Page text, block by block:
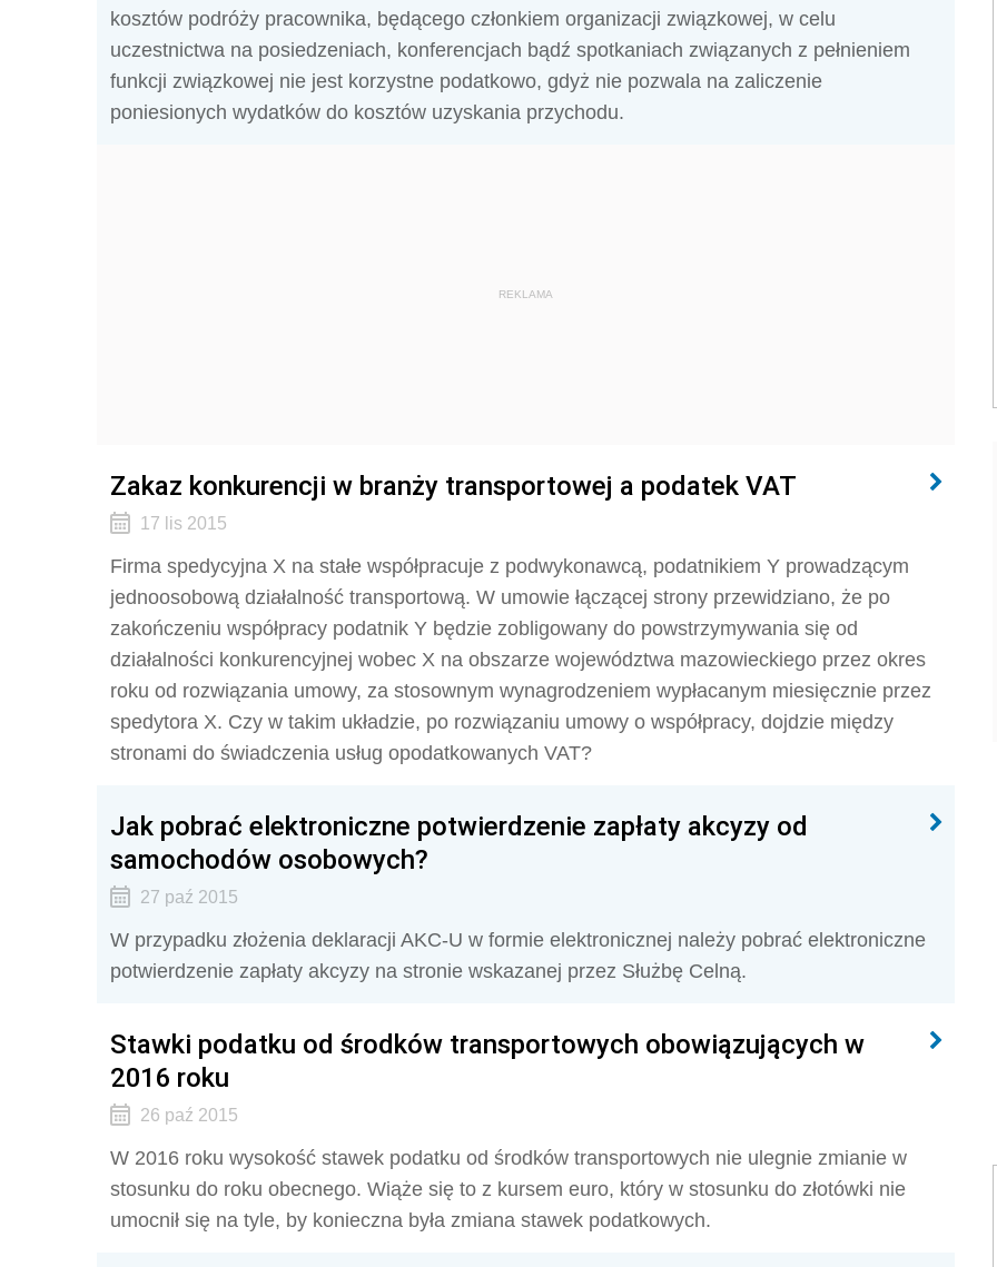
kosztów podróży pracownika, będącego członkiem organizacji związkowej, w celu
uczestnictwa na posiedzeniach, konferencjach bądź spotkaniach związanych z pełnieniem
funkcji związkowej nie jest korzystne podatkowo, gdyż nie pozwala na zaliczenie
poniesionych wydatków do kosztów uzyskania przychodu.
REKLAMA
Zakaz konkurencji w branży transportowej a podatek VAT
17 lis 2015
Firma spedycyjna X na stałe współpracuje z podwykonawcą, podatnikiem Y prowadzącym
jednoosobową działalność transportową. W umowie łączącej strony przewidziano, że po
zakończeniu współpracy podatnik Y będzie zobligowany do powstrzymywania się od
działalności konkurencyjnej wobec X na obszarze województwa mazowieckiego przez okres
roku od rozwiązania umowy, za stosownym wynagrodzeniem wypłacanym miesięcznie przez
spedytora X. Czy w takim układzie, po rozwiązaniu umowy o współpracy, dojdzie między
stronami do świadczenia usług opodatkowanych VAT?
Jak pobrać elektroniczne potwierdzenie zapłaty akcyzy od
samochodów osobowych?
27 paź 2015
W przypadku złożenia deklaracji AKC-U w formie elektronicznej należy pobrać elektroniczne
potwierdzenie zapłaty akcyzy na stronie wskazanej przez Służbę Celną.
Stawki podatku od środków transportowych obowiązujących w
2016 roku
26 paź 2015
W 2016 roku wysokość stawek podatku od środków transportowych nie ulegnie zmianie w
stosunku do roku obecnego. Wiąże się to z kursem euro, który w stosunku do złotówki nie
umocnił się na tyle, by konieczna była zmiana stawek podatkowych.